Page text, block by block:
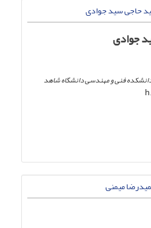
جوادی
فنی و مهندسی دانشگاه شاهد